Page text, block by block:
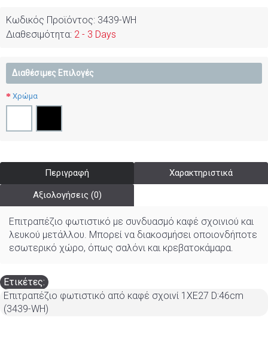
Κωδικός Προϊόντος: 3439-WH
Διαθεσιμότητα: 2 - 3 Days
Διαθέσιμες Επιλογές
Χρώμα
Περιγραφή Χαρακτηριστικά
Αξιολογήσεις (0)
Επιτραπέζιο φωτιστικό με συνδυασμό καφέ σχοινιού και
λευκού μετάλλου. Μπορεί να διακοσμήσει οποιονδήποτε
εσωτερικό χώρο, όπως σαλόνι και κρεβατοκάμαρα.
Ετικέτες:
Επιτραπέζιο φωτιστικό από καφέ σχοινί 1XE27 D:46cm
(3439-WH)